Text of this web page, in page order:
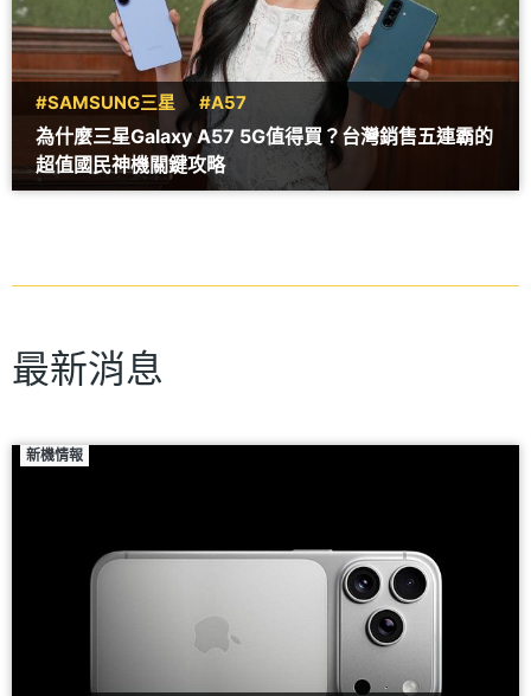
#SAMSUNG三星 #A57
為什麼三星Galaxy A57 5G值得買？台灣銷售五連霸的
超值國民神機關鍵攻略
最新消息
新機情報